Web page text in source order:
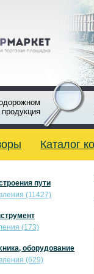
Каталог
пути
(11427)
(173)
оборудование
(629)